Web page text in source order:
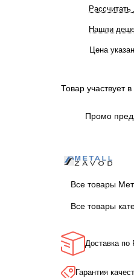
Рассчитать
Нашли
Цена
Товар участвует в
Промо
Все товары
Все товары
Доставка по
Гарантия